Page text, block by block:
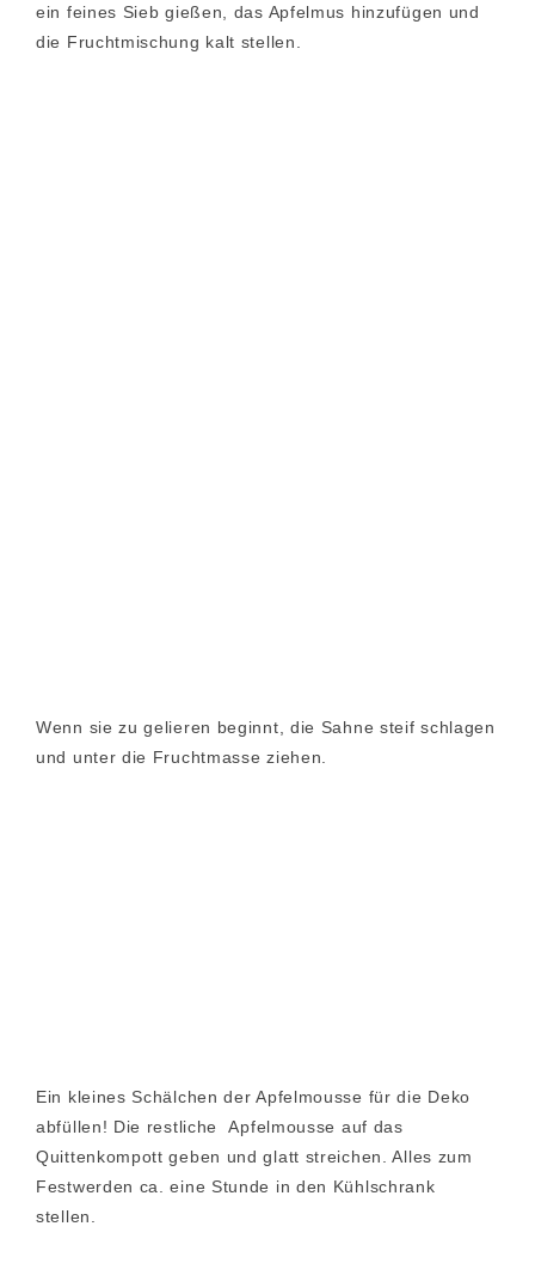
ein feines Sieb gießen, das Apfelmus hinzufügen und
die Fruchtmischung kalt stellen.
Wenn sie zu gelieren beginnt, die Sahne steif schlagen
und unter die Fruchtmasse ziehen.
Ein kleines Schälchen der Apfelmousse für die Deko
abfüllen! Die restliche Apfelmousse auf das
Quittenkompott geben und glatt streichen. Alles zum
Festwerden ca. eine Stunde in den Kühlschrank
stellen.